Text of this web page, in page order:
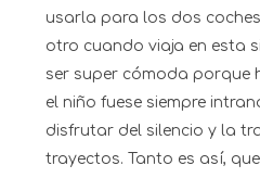
usarla para los dos
otro cuando viaja en esta
ser super cómoda porque
el niño fuese siempre
disfrutar del silencio y la
trayectos. Tanto es así,